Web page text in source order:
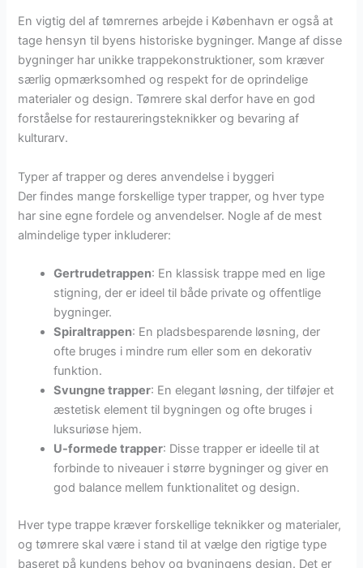
En vigtig del af tømrernes arbejde i København er også at
tage hensyn til byens historiske bygninger. Mange af disse
bygninger har unikke trappekonstruktioner, som kræver
særlig opmærksomhed og respekt for de oprindelige
materialer og design. Tømrere skal derfor have en god
forståelse for restaureringsteknikker og bevaring af
kulturarv.
Typer af trapper og deres anvendelse i byggeri
Der findes mange forskellige typer trapper, og hver type
har sine egne fordele og anvendelser. Nogle af de mest
almindelige typer inkluderer:
Gertrudetrappen: En klassisk trappe med en lige
stigning, der er ideel til både private og offentlige
bygninger.
Spiraltrappen: En pladsbesparende løsning, der
ofte bruges i mindre rum eller som en dekorativ
funktion.
Svungne trapper: En elegant løsning, der tilføjer et
æstetisk element til bygningen og ofte bruges i
luksuriøse hjem.
U-formede trapper: Disse trapper er ideelle til at
forbinde to niveauer i større bygninger og giver en
god balance mellem funktionalitet og design.
Hver type trappe kræver forskellige teknikker og materialer,
og tømrere skal være i stand til at vælge den rigtige type
baseret på kundens behov og bygningens design. Det er